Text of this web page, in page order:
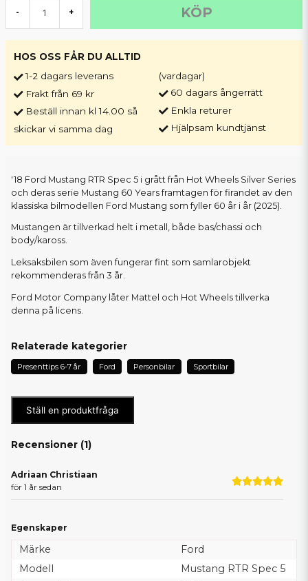
- + KÖP
HOS OSS FÅR DU ALLTID
1-2 dagars leverans
Frakt från 69 kr
Beställ innan kl 14.00 så
skickar vi samma dag
(vardagar)
60 dagars ångerrätt
Enkla returer
Hjälpsam kundtjänst
'18 Ford Mustang RTR Spec 5 i grått från Hot Wheels Silver Series
och deras serie Mustang 60 Years framtagen för firandet av den
klassiska bilmodellen Ford Mustang som fyller 60 år i år (2025).
Mustangen är tillverkad helt i metall, både bas/chassi och
body/kaross.
Leksaksbilen som även fungerar fint som samlarobjekt
rekommenderas från 3 år.
Ford Motor Company låter Mattel och Hot Wheels tillverka
denna på licens.
Relaterade kategorier
Presenttips 6-7 år Ford Personbilar Sportbilar
Ställ en produktfråga
Recensioner (1)
Adriaan Christiaan
för 1 år sedan
Egenskaper
Märke
Ford
Modell
Mustang RTR Spec 5